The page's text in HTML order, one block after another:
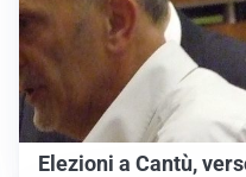
Elezioni a Cantù,